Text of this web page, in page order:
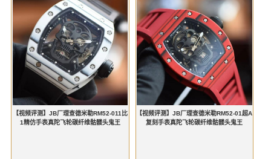
【视频评测】JB厂理查德米勒RM52-011比
1精仿手表真陀飞轮碳纤维骷髅头鬼王
【视频评测】JB厂理查德米勒RM52-01超A
复刻手表真陀飞轮碳纤维骷髅头鬼王